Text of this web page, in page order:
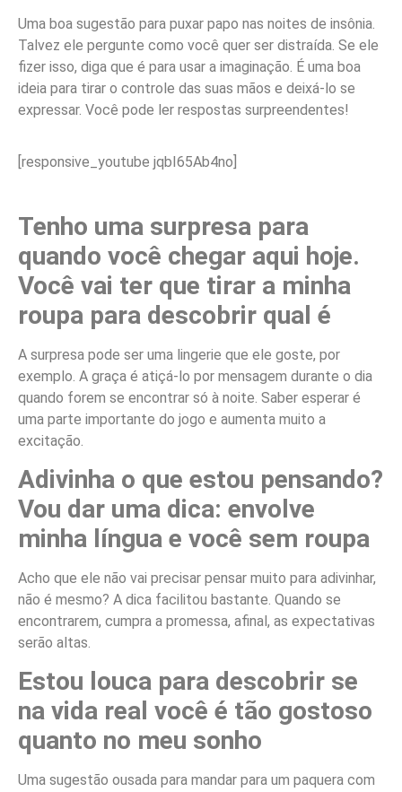
Uma boa sugestão para puxar papo nas noites de insônia.
Talvez ele pergunte como você quer ser distraída. Se ele
fizer isso, diga que é para usar a imaginação. É uma boa
ideia para tirar o controle das suas mãos e deixá-lo se
expressar. Você pode ler respostas surpreendentes!
[responsive_youtube jqbI65Ab4no]
Tenho uma surpresa para
quando você chegar aqui hoje.
Você vai ter que tirar a minha
roupa para descobrir qual é
A surpresa pode ser uma lingerie que ele goste, por
exemplo. A graça é atiçá-lo por mensagem durante o dia
quando forem se encontrar só à noite. Saber esperar é
uma parte importante do jogo e aumenta muito a
excitação.
Adivinha o que estou pensando?
Vou dar uma dica: envolve
minha língua e você sem roupa
Acho que ele não vai precisar pensar muito para adivinhar,
não é mesmo? A dica facilitou bastante. Quando se
encontrarem, cumpra a promessa, afinal, as expectativas
serão altas.
Estou louca para descobrir se
na vida real você é tão gostoso
quanto no meu sonho
Uma sugestão ousada para mandar para um paquera com